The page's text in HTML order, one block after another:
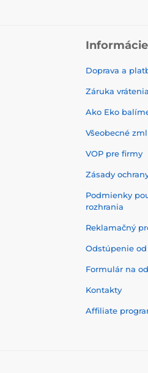
Doprava a
Záruka
Ako Eko
Všeobecné
VOP pre firmy
Zásady
Podmienky
rozhrania
Reklamačný
Odstúpenie
Formulár na
Kontakty
Affiliate